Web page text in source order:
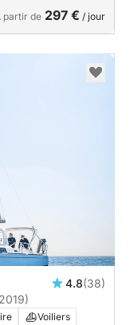
partir de 297 € / jour
4.8(38)
Voiliers